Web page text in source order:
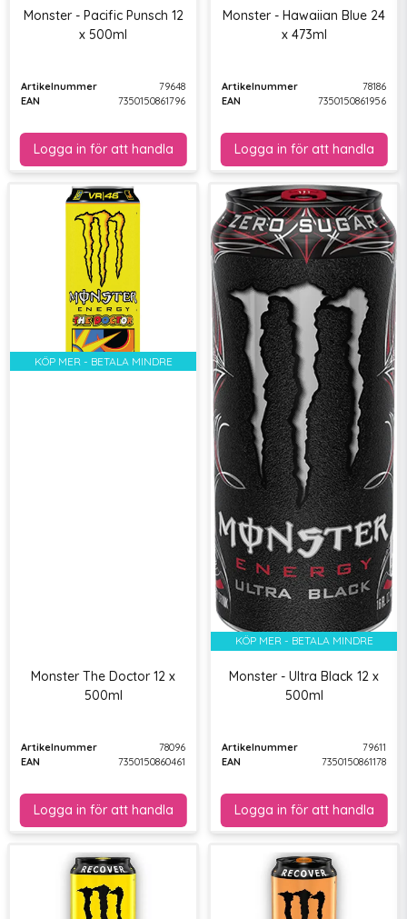
Monster - Pacific Punsch 12
x 500ml
Artikelnummer
79648
EAN
7350150861796
Monster - Hawaiian Blue 24
x 473ml
Artikelnummer
78186
EAN
7350150861956
KÖP MER - BETALA MINDRE
Monster The Doctor 12 x
500ml
Artikelnummer
78096
EAN
7350150860461
KÖP MER - BETALA MINDRE
Monster - Ultra Black 12 x
500ml
Artikelnummer
79611
EAN
7350150861178